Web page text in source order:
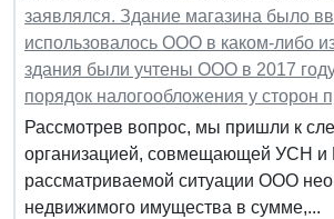
заявлялся. Здание магазина было
использовалось ООО в каком-либо
здания были учтены ООО в 2017
порядок налогообложения у сторон
Рассмотрев вопрос, мы пришли к
организацией, совмещающей УСН и
рассматриваемой ситуации ООО
недвижимого имущества в сумме,...